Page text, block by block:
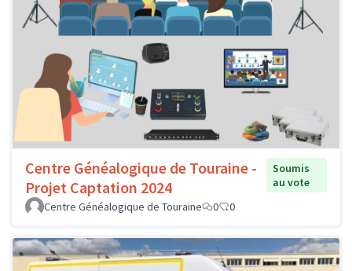
Centre Généalogique de Touraine -
Projet Captation 2024
Soumis
au vote
Centre Généalogique de Touraine
0 0